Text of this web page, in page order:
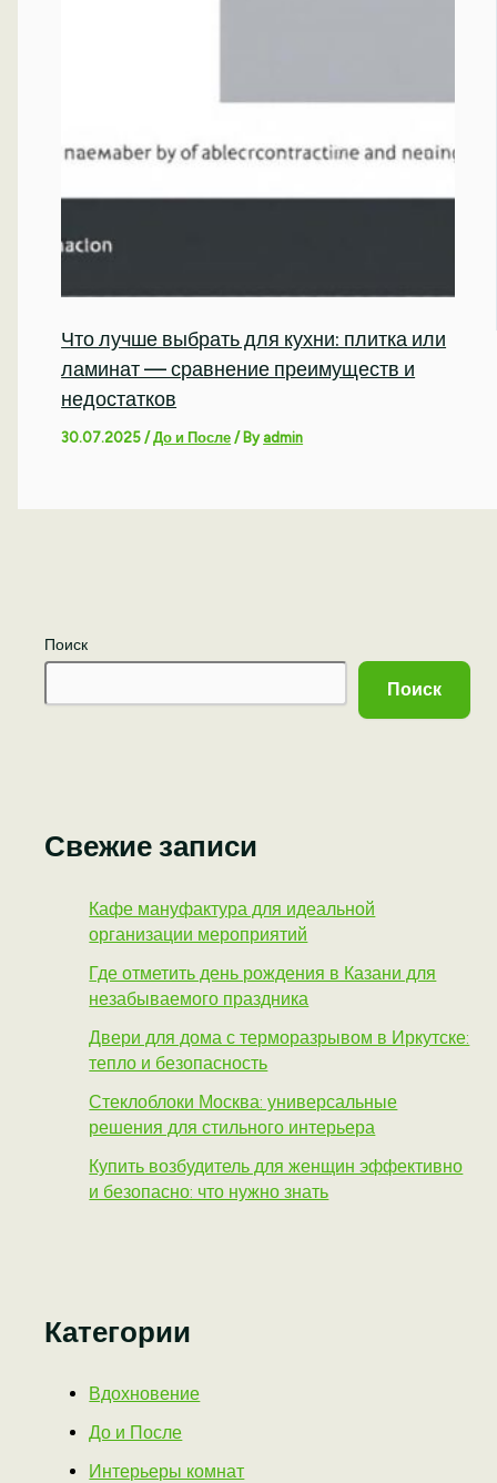
Поиск
Поиск
Свежие записи
Кафе мануфактура для идеальной
организации мероприятий
Где отметить день рождения в Казани для
незабываемого праздника
Двери для дома с терморазрывом в Иркутске:
тепло и безопасность
Стеклоблоки Москва: универсальные
решения для стильного интерьера
Купить возбудитель для женщин эффективно
и безопасно: что нужно знать
Категории
Вдохновение
До и После
Интерьеры комнат
Что лучше выбрать для кухни: плитка или
ламинат — сравнение преимуществ и
недостатков
30.07.2025/До и После / Byadmin